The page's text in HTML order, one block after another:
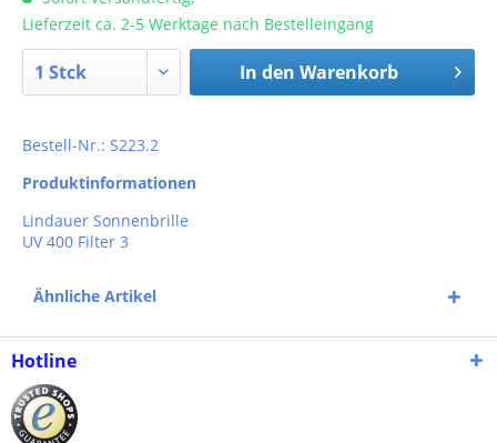
Lieferzeit ca. 2-5 Werktage nach Bestelleingang
In den Warenkorb
Bestell-Nr.: S223.2
Produktinformationen
Lindauer Sonnenbrille
UV 400 Filter 3
Ähnliche Artikel
Hotline